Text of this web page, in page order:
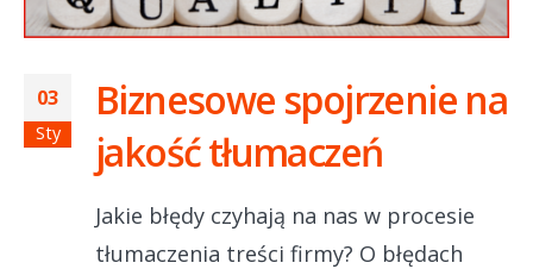
03
Sty
Biznesowe spojrzenie na
jakość tłumaczeń
Jakie błędy czyhają na nas w procesie
tłumaczenia treści firmy? O błędach